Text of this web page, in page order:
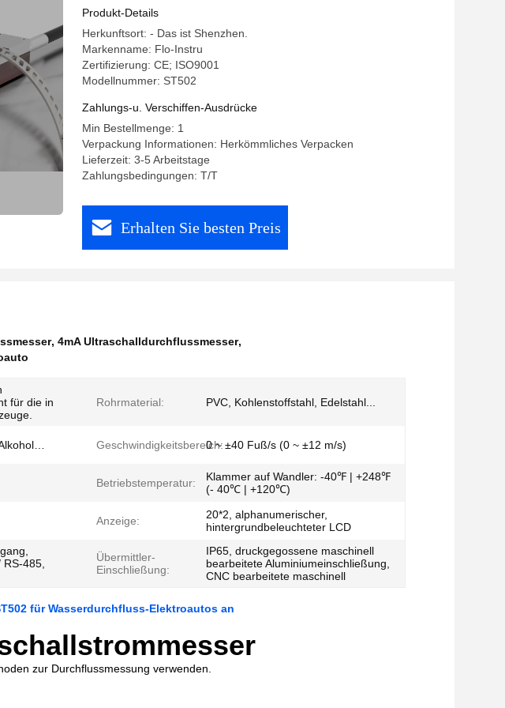
Produkt-Details
Herkunftsort: - Das ist Shenzhen.
Markenname: Flo-Instru
Zertifizierung: CE; ISO9001
Modellnummer: ST502
Zahlungs-u. Verschiffen-Ausdrücke
Min Bestellmenge: 1
Verpackung Informationen: Herkömmliches Verpacken
Lieferzeit: 3-5 Arbeitstage
Zahlungsbedingungen: T/T
Erhalten Sie besten Preis
, 4mA Ultraschalldurchflussmesser,
für die in
Rohrmaterial: PVC, Kohlenstoffstahl, Edelstahl...
Geschwindigkeitsbereich:0 ~ ±40 Fuß/s (0 ~ ±12 m/s)
Betriebstemperatur:
Klammer auf Wandler: -40℉ | +248℉
(- 40℃ | +120℃)
Anzeige:
20*2, alphanumerischer,
hintergrundbeleuchteter LCD
485,
Übermittler-
Einschließung:
IP65, druckgegossene maschinell
bearbeitete Aluminiumeinschließung,
CNC bearbeitete maschinell
für Wasserdurchfluss-Elektroautos an
zur Durchflussmessung verwenden.